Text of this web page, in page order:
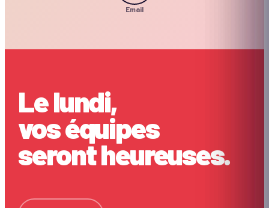
Email
Le lundi,
vos équipes
seront heureuses.